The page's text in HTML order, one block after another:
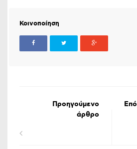
Κοινοποίηση
Προηγούμενο
άρθρο